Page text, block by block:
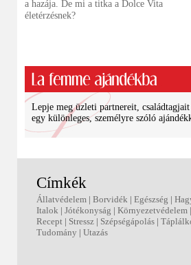
a hazája. De mi a titka a Dolce Vita
életérzésnek?
Lepje meg üzleti partnereit, családtagjait
egy különleges, személyre szóló
Címkék
Állatvédelem | Borvidék | Egészség |
Italok | Jótékonyság | Környezetvédelem |
Recept | Stressz | Szépségápolás |
Tudomány | Utazás